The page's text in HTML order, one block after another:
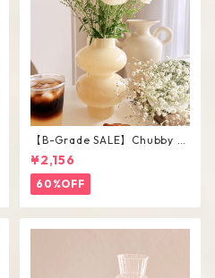
【B-Grade SALE】Chubby V
ase / L
¥2,156
60%OFF